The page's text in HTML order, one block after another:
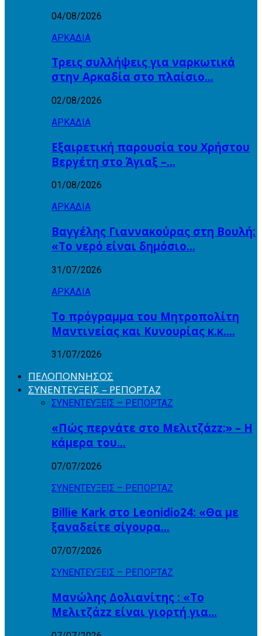
04/08/2026
ΑΡΚΑΔΙΑ
Τρεις συλλήψεις για ναρκωτικά
στην Αρκαδία στο πλαίσιο…
02/08/2026
ΑΡΚΑΔΙΑ
Εξαιρετική παρουσία του Χρήστου
Βεργέτη στο Άγιαξ –…
01/08/2026
ΑΡΚΑΔΙΑ
Βαγγέλης Γιαννακούρας στη Βουλή:
«Το νερό είναι δημόσιο…
31/07/2026
ΑΡΚΑΔΙΑ
Το πρόγραμμα του Μητροπολίτη
Μαντινείας και Κυνουρίας κ.κ….
31/07/2026
ΠΕΛΟΠΟΝΝΗΣΟΣ
ΣΥΝΕΝΤΕΥΞΕΙΣ – ΡΕΠΟΡΤΑΖ
ΣΥΝΕΝΤΕΥΞΕΙΣ – ΡΕΠΟΡΤΑΖ
«Πώς περνάτε στο Μελιτζάzz;» – Η
κάμερα του…
07/07/2026
ΣΥΝΕΝΤΕΥΞΕΙΣ – ΡΕΠΟΡΤΑΖ
Billie Kark στο Leonidio24: «Θα με
ξαναδείτε σίγουρα…
07/07/2026
ΣΥΝΕΝΤΕΥΞΕΙΣ – ΡΕΠΟΡΤΑΖ
Μανώλης Δολιανίτης : «Το
Μελιτζάzz είναι γιορτή για…